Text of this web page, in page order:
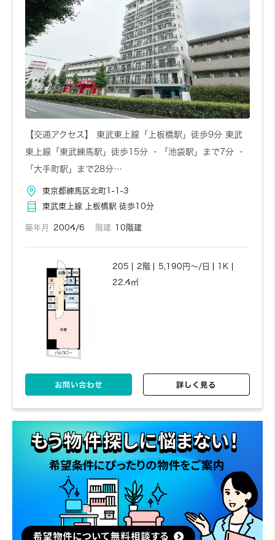
【交通アクセス】 東武東上線「上板橋駅」徒歩9分 東武
東上線「東武練馬駅」徒歩15分 ・「池袋駅」まで7分 ・
「大手町駅」まで28分…
東京都練馬区北町1-1-3
東武東上線 上板橋駅 徒歩10分
築年月 2004/6 階建 10階建
205 2階 5,190円～/日
1K
22.4㎡
お問い合わせ 詳しく見る